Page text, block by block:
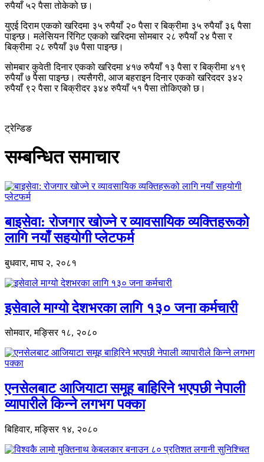
रुपैयाँ ५२ पैसा तोकेको छ।
युएई दिराम एकको खरिदमा ३५ रुपैयाँ २० पैसा र बिक्रीमा ३५ रुपैयाँ ३६ पैसा
पाइन्छ। मलेसियन रिंगिट एकको खरिदमा सोमबार २८ रुपैयाँ २४ पैसा र
बिक्रीमा २८ रुपैयाँ ३७ पैसा पाइन्छ।
सोमबार कुवेती दिनार एकको खरिदमा ४१७ रुपैयाँ १३ पैसा र बिक्रीमा ४१९
रुपैयाँ ७ पैसा पाइन्छ। त्यसैगरी, आज बहराइन दिनार एकको खरिददर ३४२
रुपैयाँ ९२ पैसा र बिक्रीदर ३४४ रुपैयाँ ५१ पैसा तोकिएको छ।
ट्रेन्डिङ
सम्बन्धित समाचार
बाइसेवा: रोजगार खोज्ने र व्यावसायिक व्यक्तिहरूको
लागि नयाँ सहयोगी प्लेटफर्म
बुधवार, माघ २, २०८१
इसेवाले माग्यो देशभरका लागि १३० जना कर्मचारी
सोमवार, मङ्सिर १८, २०८०
एनसेलबाट आजियाटा समूह बाहिरिने भएपछी नेपाली
व्यापारीले किन्ने लगभग पक्का
बिहिवार, मङ्सिर १४, २०८०